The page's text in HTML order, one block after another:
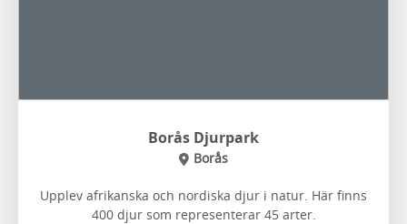
Borås Djurpark
Borås
Upplev afrikanska och nordiska djur i natur. Här finns
400 djur som representerar 45 arter.